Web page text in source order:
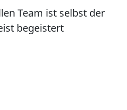
Team ist selbst der
begeistert